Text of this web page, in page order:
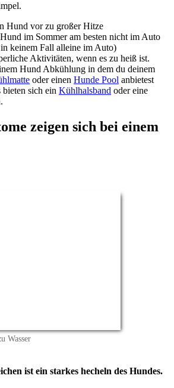
Hund vor zu großer Hitze
im Sommer am besten nicht im Auto
keinem Fall alleine im Auto)
Aktivitäten, wenn es zu heiß ist.
Hund Abkühlung in dem du deinem
oder einen Hunde Pool anbietest
sich ein Kühlhalsband oder eine
zeigen sich bei einem
Wasser
ist ein starkes hecheln des Hundes.